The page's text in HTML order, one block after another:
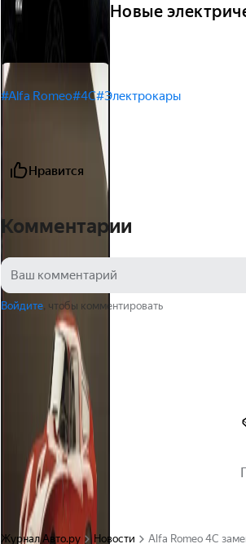
Новые
#Alfa Romeo#4C#Электрокары
Нравится
Комментарии
Войдите, чтобы комментировать
Журнал Авто.ру Новости Alfa Romeo 4C